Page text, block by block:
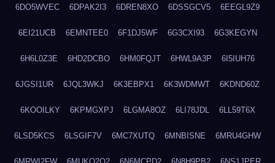
6DO5WVEC 6DPAK2I3 6DREN8XO 6DSSGCV5 6EEGL9Z9
6EI21UCB 6EMNTEE0 6F1DJ5WF 6G3CXI93 6G3KEGYN
6H6L0Z3E 6HD2DCBO 6HM0FQJT 6HWL9A3P 6I5IUH76
6JGSI1UR 6JQL3WKJ 6K3EBPX1 6K3WDMWT 6KDND60Z
6KOOILKY 6KPMGXPJ 6LGMA8OZ 6LI78JDL 6LL59T6X
6LSD5KCS 6LSGIF7V 6MC7XUTQ 6MNBISNE 6MRU4GHW